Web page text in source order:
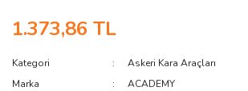
1.373,86 TL
Kategori
Askeri Kara Araçları
Marka
ACADEMY